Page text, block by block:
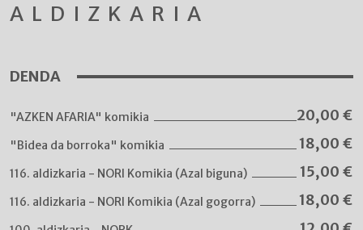
ALDIZKARIA
DENDA
"AZKEN AFARIA" komikia 20,00 €
"Bidea da borroka" komikia 18,00 €
116. aldizkaria - NORI Komikia (Azal biguna) 15,00 €
116. aldizkaria - NORI Komikia (Azal gogorra) 18,00 €